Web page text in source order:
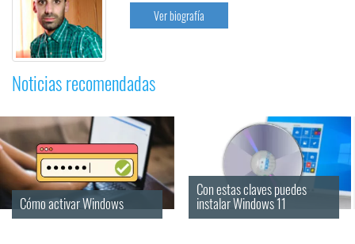
Ver biografía
Noticias recomendadas
Cómo activar Windows
Con estas claves puedes
instalar Windows 11